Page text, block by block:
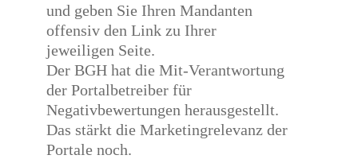
und geben Sie Ihren Mandanten
offensiv den Link zu Ihrer
jeweiligen Seite.
Der BGH hat die Mit-Verantwortung
der Portalbetreiber für
Negativbewertungen herausgestellt.
Das stärkt die Marketingrelevanz der
Portale noch.